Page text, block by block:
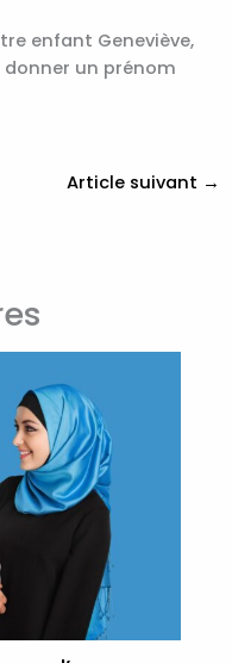
enfant Geneviève,
donner un prénom
Article suivant →